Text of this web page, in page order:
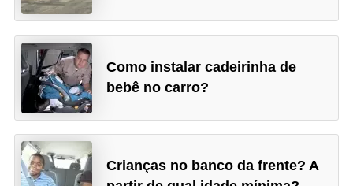
Como instalar cadeirinha de
bebê no carro?
Crianças no banco da frente? A